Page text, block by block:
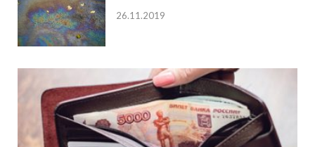
26.11.2019